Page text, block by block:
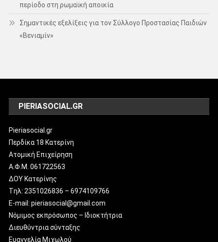
περίοδο στη ρωμαϊκή αποικία
Σημαντικές εξελίξεις για τον Σύλλογο Προστασίας Παιδιών
«Βενιαμίν»
PIERIASOCIAL.GR
Pieriasocial.gr
Περδίκα 18 Κατερίνη
Ατομική Επιχείρηση
Α.Φ.Μ. 061722563
ΔΟΥ Κατερίνης
Tηλ: 2351026836 – 6974109766
E-mail: pieriasocial@gmail.com
Νόμιμος εκπρόσωπος – Ιδιοκτήτρια
Διευθύντρια σύνταξης
Ευαγγελία Μιχωλού